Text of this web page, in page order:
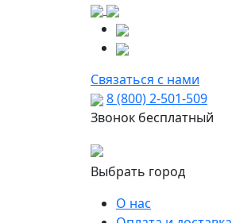
Связаться с нами
8 (800) 2-501-509
Звонок бесплатный
Выбрать город
О нас